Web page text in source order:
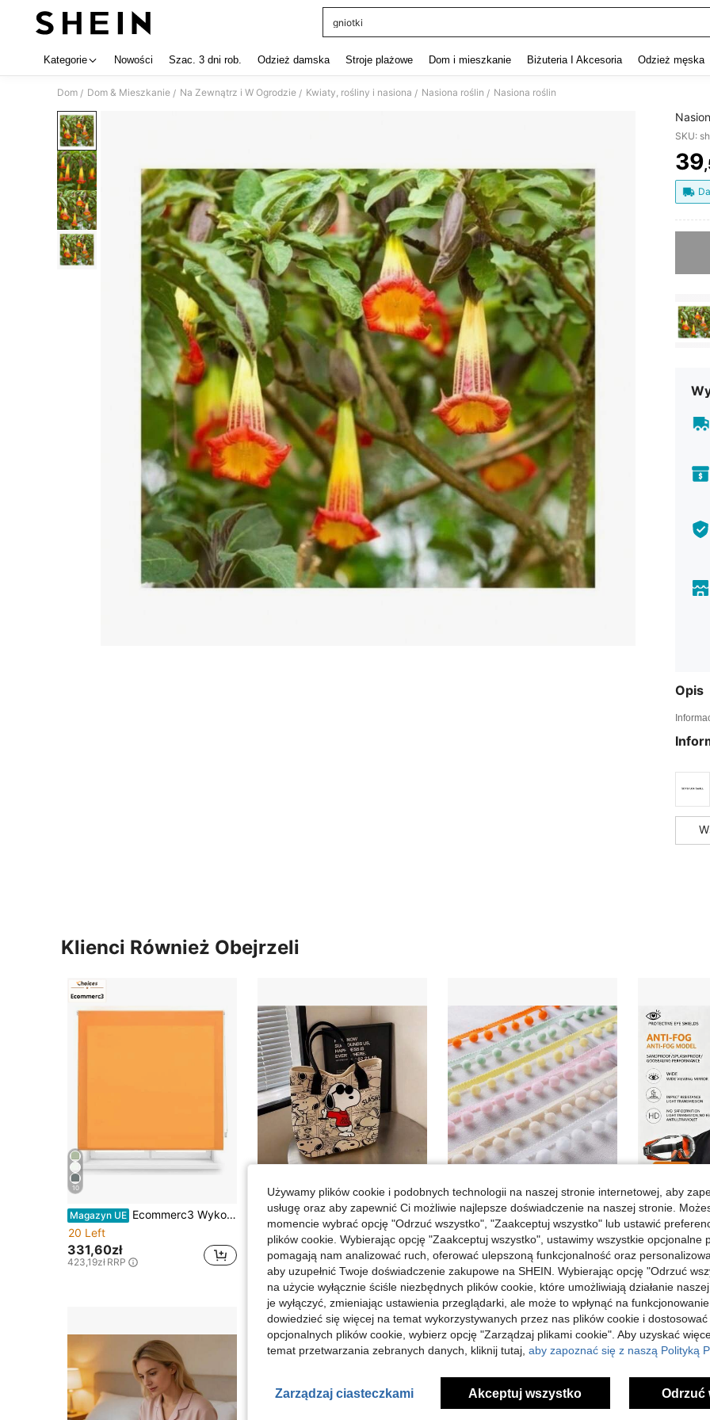
gniotki
Kategorie Nowości Szac. 3 dni rob. Odzież damska Stroje plażowe Dom i mieszkanie Biżuteria I Akcesoria Odzież męska
Dom / Dom & Mieszkanie / Na Zewnątrz i W Ogrodzie / Kwiaty, rośliny i nasiona / Nasiona roślin / Nasiona roślin
SKU:
39
Opis
Klienci Również Obejrzeli
10
Magazyn UE Ecommerc3 Wykonana na zamówienie półprzezroczysta roleta rozmiar 175x175 - łatwa instalacja rolety materiałowej rozmiar 172x170
20 Left
331,60zł
423,19zł RRP
1 szt. żółta płócienna torba shopper z nadrukiem Snoopy, duża pojemność, odpowiednia do podróży, zakupów i na co dzień, idealny prezent na urodziny, Walentynki, powrót do szkoły i zakończenie szkoły
24,77zł
-1% 1 rolka/10 jardów Tassel Pom Pom koronkowe wykończenia piłka wstążka z frędzlami do odzieży zasłony rzemieślnicze DIY dekoracje do szycia
19,80zł
20,00złnajniższa cena
Powracający klienci
16 Left
24,00zł
Używamy plików cookie i podobnych technologii na naszej stronie internetowej, aby
usługę oraz aby zapewnić Ci możliwie najlepsze doświadczenie na naszej stronie.
momencie wybrać opcję "Odrzuć wszystko", "Zaakceptuj wszystko" lub ustawić
plików cookie. Wybierając opcję "Zaakceptuj wszystko", ustawimy wszystkie opcjonalne
pomagają nam analizować ruch, oferować ulepszoną funkcjonalność oraz
aby uzupełnić Twoje doświadczenie zakupowe na SHEIN. Wybierając opcję "Odrzuć
na użycie wyłącznie ściśle niezbędnych plików cookie, które umożliwiają działanie
je wyłączyć, zmieniając ustawienia przeglądarki, ale może to wpłynąć na
dowiedzieć się więcej na temat wykorzystywanych przez nas plików cookie i
opcjonalnych plików cookie, wybierz opcję "Zarządzaj plikami cookie". Aby uzyskać
temat przetwarzania zebranych danych, kliknij tutaj, aby zapoznać się z naszą Polityką
Zarządzaj ciasteczkami Akceptuj wszystko Odrzuć